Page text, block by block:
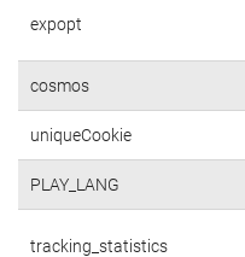
expopt
cosmos
uniqueCookie
PLAY_LANG
tracking_statistics